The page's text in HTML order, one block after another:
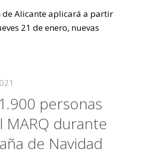
de Alicante aplicará a partir
21 de enero, nuevas
personas
MARQ durante
de Navidad